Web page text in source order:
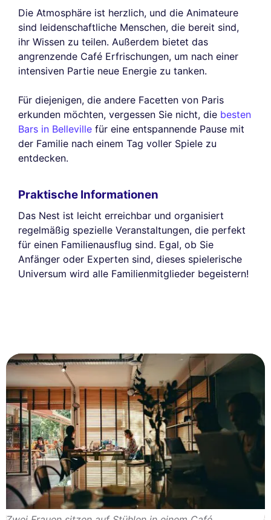
Die Atmosphäre ist herzlich, und die Animateure
sind leidenschaftliche Menschen, die bereit sind,
ihr Wissen zu teilen. Außerdem bietet das
angrenzende Café Erfrischungen, um nach einer
intensiven Partie neue Energie zu tanken.
Für diejenigen, die andere Facetten von Paris
erkunden möchten, vergessen Sie nicht, die besten
Bars in Belleville für eine entspannende Pause mit
der Familie nach einem Tag voller Spiele zu
entdecken.
Praktische Informationen
Das Nest ist leicht erreichbar und organisiert
regelmäßig spezielle Veranstaltungen, die perfekt
für einen Familienausflug sind. Egal, ob Sie
Anfänger oder Experten sind, dieses spielerische
Universum wird alle Familienmitglieder begeistern!